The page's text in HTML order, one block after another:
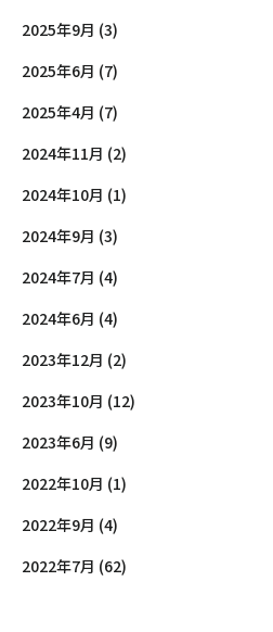
2025年9月 (3)
2025年6月 (7)
2025年4月 (7)
2024年11月 (2)
2024年10月 (1)
2024年9月 (3)
2024年7月 (4)
2024年6月 (4)
2023年12月 (2)
2023年10月 (12)
2023年6月 (9)
2022年10月 (1)
2022年9月 (4)
2022年7月 (62)